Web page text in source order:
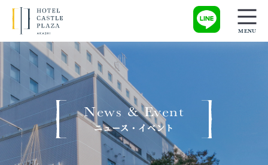
News & Event
ニュース・イベント